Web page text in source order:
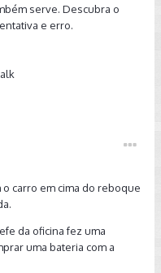
serve. Descubra o
e erro.
carro em cima do reboque
da oficina fez uma
uma bateria com a